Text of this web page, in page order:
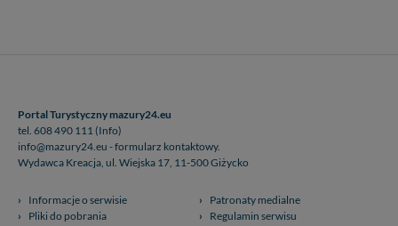
tel. 608 490 111 (Info)
info@mazury24.eu - formularz kontaktowy.
Wydawca Kreacja, ul. Wiejska 17, 11-500 Giżycko
Pliki do pobrania
Regulamin serwisu
Polityka prywatności
Kamery on-line a Rodo